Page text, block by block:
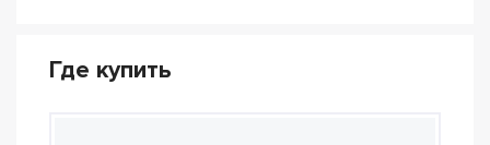
Где купить